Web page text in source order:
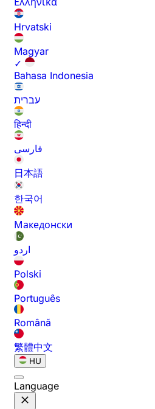
Hrvatski
Magyar
✓
Bahasa Indonesia
עברית
हिन्दी
فارسی
日本語
한국어
Македонски
اردو
Polski
Português
Română
繁體中文
HU
Language